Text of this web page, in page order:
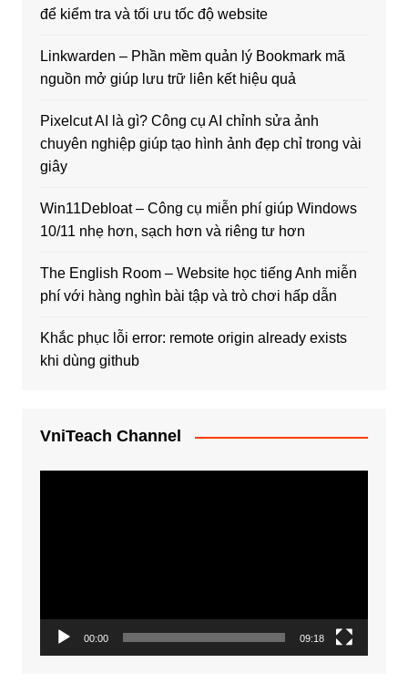
để kiểm tra và tối ưu tốc độ website
Linkwarden – Phần mềm quản lý Bookmark mã
nguồn mở giúp lưu trữ liên kết hiệu quả
Pixelcut AI là gì? Công cụ AI chỉnh sửa ảnh
chuyên nghiệp giúp tạo hình ảnh đẹp chỉ trong vài
giây
Win11Debloat – Công cụ miễn phí giúp Windows
10/11 nhẹ hơn, sạch hơn và riêng tư hơn
The English Room – Website học tiếng Anh miễn
phí với hàng nghìn bài tập và trò chơi hấp dẫn
Khắc phục lỗi error: remote origin already exists
khi dùng github
VniTeach Channel
00:00 09:18